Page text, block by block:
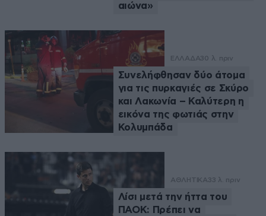
αιώνα»
ΕΛΛΑΔΑ30 λ. πριν
Συνελήφθησαν δύο άτομα
για τις πυρκαγιές σε Σκύρο
και Λακωνία – Καλύτερη η
εικόνα της φωτιάς στην
Κολυμπάδα
ΑΘΛΗΤΙΚΑ33 λ. πριν
Λίσι μετά την ήττα του
ΠΑΟΚ: Πρέπει να